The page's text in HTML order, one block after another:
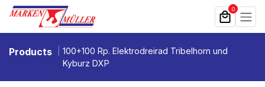
Zum Inhalt springen 0
Products
100+100 Rp. Elektrodreirad Tribelhorn und
Kyburz DXP